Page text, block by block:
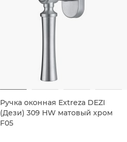
Ручка оконная Extreza DEZI
(Дези) 309 HW матовый хром
F05